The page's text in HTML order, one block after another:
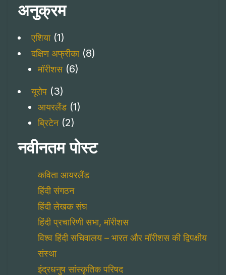
अनुक्रम
एशिया(1)
दक्षिण अफ्रीका(8)
मॉरीशस(6)
यूरोप (3)
आयरलैंड‌(1)
ब्रिटेन(2)
नवीनतम पोस्ट
कविता आयरलैंड‌
हिंदी संगठन
हिंदी लेखक संघ
हिंदी प्रचारिणी सभा, मॉरीशस
विश्व हिंदी सचिवालय – भारत और मॉरीशस की द्विपक्षीय
संस्था
इंद्रधनुष सांस्कृतिक परिषद